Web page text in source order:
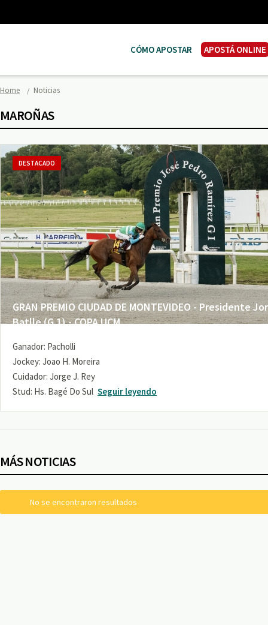
CÓMO APOSTAR APOSTÁ ONLINE
Home Noticias
MAROÑAS
GRAN PREMIO CIUDAD DE MONTEVIDEO - Presidente
Batlle (G 1) - COPA UCM
DESTACADO
Ganador: Pacholli
Jockey: Joao H. Moreira
Cuidador: Jorge J. Rey
Stud: Hs. Bagé Do Sul Seguir leyendo
MÁS NOTICIAS
No se encontraron resultados